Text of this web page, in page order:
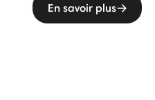
En savoir plus